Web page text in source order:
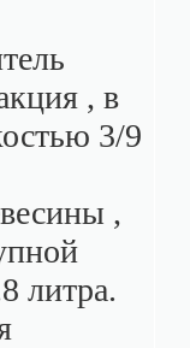
, в
3/9
,
литра.